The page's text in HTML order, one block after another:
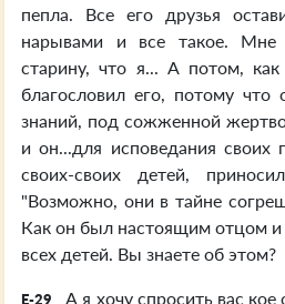
пепла. Все его друзья
нарывами и все такое.
старину, что я... А потом, как
благословил его, потому
знаний, под сожженной
и он...для исповедания
своих-своих детей,
"Возможно, они в тайне
Как он был настоящим отцом и
всех детей. Вы знаете об этом?
E-29
А я хочу спросить вас